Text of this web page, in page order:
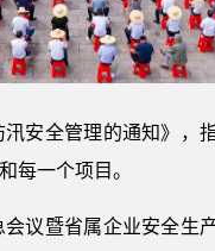
全管理的通知》，
每一个项目。
暨省属企业安全生